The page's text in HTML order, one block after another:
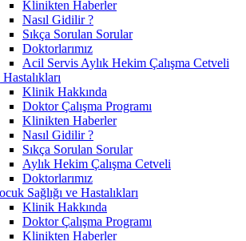
Klinikten Haberler
Nasıl Gidilir ?
Sıkça Sorulan Sorular
Doktorlarımız
Acil Servis Aylık Hekim Çalışma Cetveli
Klinik Hakkında
Doktor Çalışma Programı
Klinikten Haberler
Nasıl Gidilir ?
Sıkça Sorulan Sorular
Aylık Hekim Çalışma Cetveli
Doktorlarımız
Sağlığı ve Hastalıkları
Klinik Hakkında
Doktor Çalışma Programı
Klinikten Haberler